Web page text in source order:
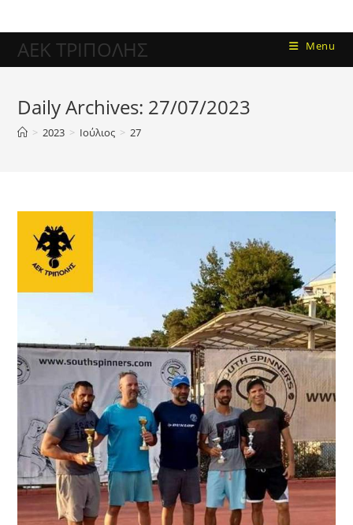
ΑΕΚ ΤΡΙΠΟΛΗΣ Menu
Daily Archives: 27/07/2023
> 2023 > Ιούλιος > 27